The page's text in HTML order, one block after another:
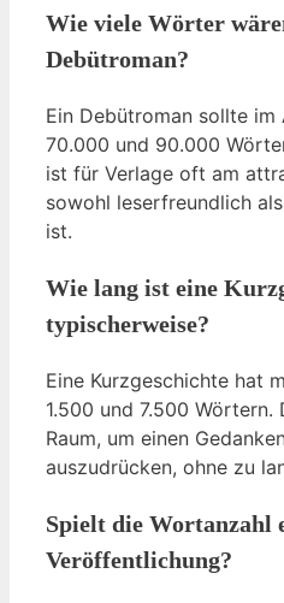
Wie viele Wörter
Debütroman?
Ein Debütroman sollte im
70.000 und 90.000
ist für Verlage oft am
sowohl leserfreundlich
ist.
Wie lang ist eine
typischerweise?
Eine Kurzgeschichte hat
1.500 und 7.500 Wörtern.
Raum, um einen
auszudrücken, ohne zu
Spielt die Wortanzahl
Veröffentlichung?